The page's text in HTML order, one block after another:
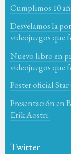
Cumplimos 10
Desvelamos la
videojuegos que
Nuevo libro en
videojuegos que
Poster oficial
Presentación en
Erik Aostri.
Twitter